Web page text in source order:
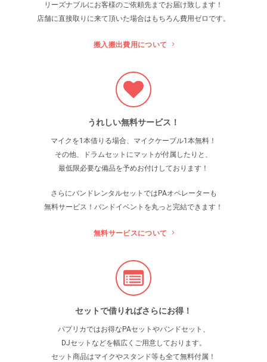
リーズナブルにお客様のご依頼先までお届け致します！
店舗に直接取りに来て頂いた場合はもちろん費用ゼロです。
搬入搬出費用について
うれしい無料サービス！
マイクを1本借りる場合、マイクケーブル1本無料！
その他、ドラムセットにマットが付属したりと、
最低限必要な備品を予めお付けしております！
さらにバンドレンタルセットでは PAオペレーターも
無料サービス！バンドイベントを丸っと完結できます！
無料サービスについて
セットで借りればさらにお得！
パプリカではお得なPAセットやバンドセット、
DJセットなどを幅広くご用意しております。
セット商品はマイクやスタンド等も全て無料付属！